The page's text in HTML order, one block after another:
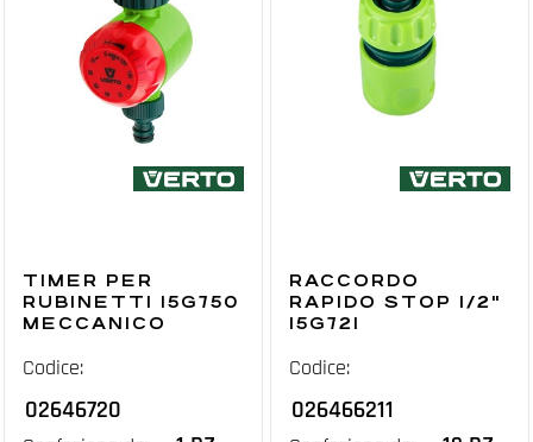
TIMER PER
RUBINETTI 15G750
MECCANICO
Codice:
02646720
RACCORDO
RAPIDO STOP 1/2"
15G721
Codice:
026466211